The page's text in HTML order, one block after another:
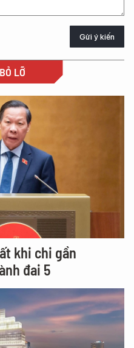
Gửi ý kiến
LỠ
khi chi gần
đai 5